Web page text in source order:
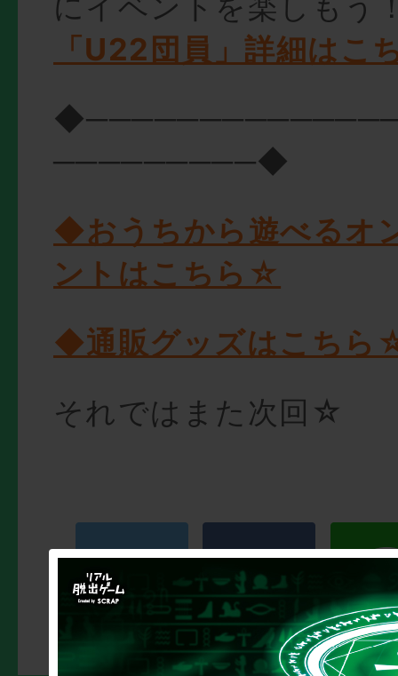
「U22団員」詳細はこ
─────────◆
◆おうちから遊べるオ
ントはこちら☆
◆通販グッズはこちら
それではまた次回☆